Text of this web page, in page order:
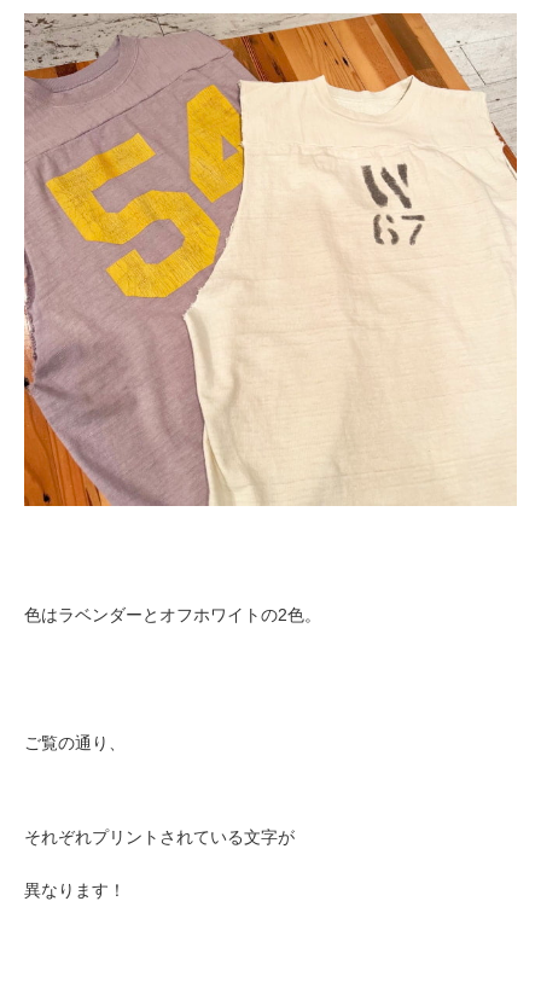
色はラベンダーとオフホワイトの2色。
ご覧の通り、
それぞれプリントされている文字が
異なります！